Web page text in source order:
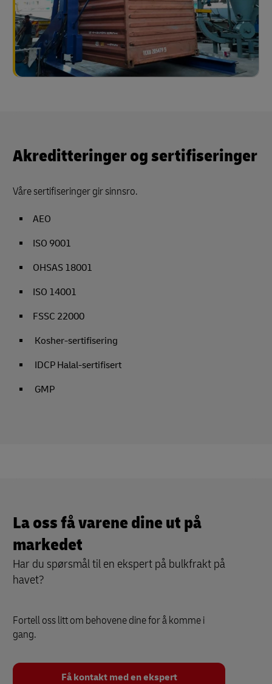
Akreditteringer og sertifiseringer
Våre sertifiseringer gir sinnsro.
AEO
ISO 9001
OHSAS 18001
ISO 14001
FSSC 22000
Kosher-sertifisering
IDCP Halal-sertifisert
GMP
La oss få varene dine ut på
markedet
Har du spørsmål til en ekspert på bulkfrakt på
havet?
Fortell oss litt om behovene dine for å komme i
gang.
Få kontakt med en ekspert